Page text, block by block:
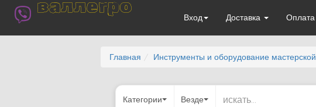
валлегро
Вход Доставка Оплата
Главная Инструменты и оборудование мастерской
Категории Везде